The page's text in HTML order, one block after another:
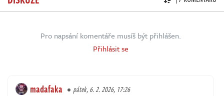
Pro napsání komentáře musíš být přihlášen.
Přihlásit se
madafaka pátek, 6. 2. 2026, 17:26